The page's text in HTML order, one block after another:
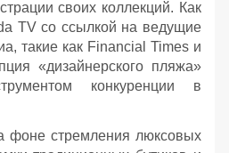
своих коллекций. Как
TV со ссылкой на ведущие
такие как Financial Times и
«дизайнерского пляжа»
конкуренции в
фоне стремления люксовых